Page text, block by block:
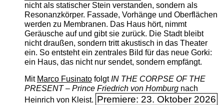
nicht als statischer Stein verstanden, sondern als
Resonanzkörper. Fassade, Vorhänge und Oberflächen
werden zu Membranen. Das Haus hört, nimmt
Geräusche auf und gibt sie zurück. Die Stadt bleibt
nicht draußen, sondern tritt akustisch in das Theater
ein. So entsteht ein zentrales Bild für das neue Gorki:
ein Haus, das nicht nur sendet, sondern empfängt.
Mit Marco FusinatofolgtIN THE CORPSE OF THE
PRESENT – Prince Friedrich von Homburgnach
Heinrich von Kleist. Premiere: 23. Oktober 2026